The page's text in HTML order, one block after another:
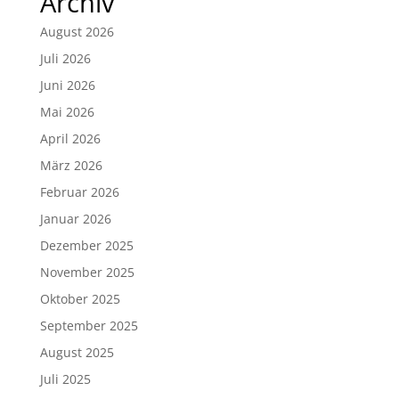
August 2026
Juli 2026
Juni 2026
Mai 2026
April 2026
März 2026
Februar 2026
Januar 2026
Dezember 2025
November 2025
Oktober 2025
September 2025
August 2025
Juli 2025